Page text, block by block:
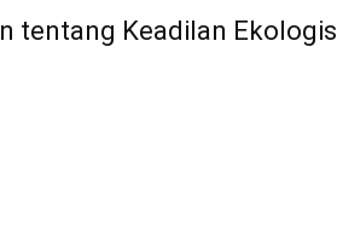
tentang Keadilan Ekologis